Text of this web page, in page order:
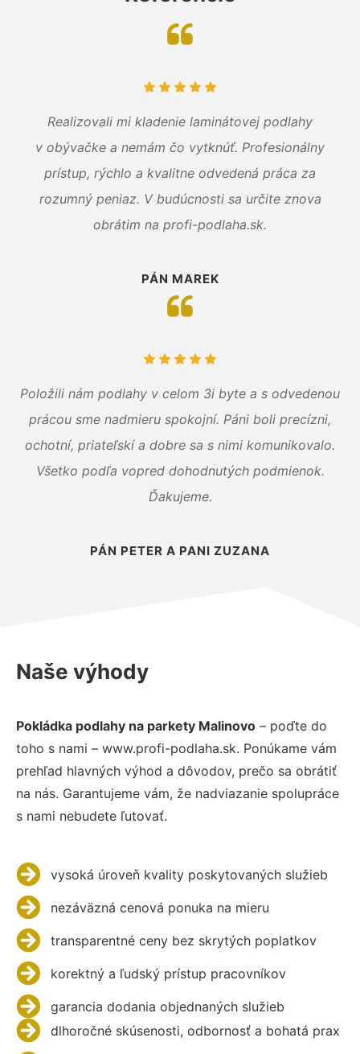
Realizovali mi kladenie laminátovej podlahy
v obývačke a nemám čo vytknúť. Profesionálny
prístup, rýchlo a kvalitne odvedená práca za
rozumný peniaz. V budúcnosti sa určite znova
obrátim na profi-podlaha.sk.
PÁN MAREK
Položili nám podlahy v celom 3i byte a s odvedenou
prácou sme nadmieru spokojní. Páni boli precízni,
ochotní, priateľskí a dobre sa s nimi komunikovalo.
Všetko podľa vopred dohodnutých podmienok.
Ďakujeme.
PÁN PETER A PANI ZUZANA
Naše výhody
Pokládka podlahy na parkety Malinovo – poďte do
toho s nami – www.profi-podlaha.sk. Ponúkame vám
prehľad hlavných výhod a dôvodov, prečo sa obrátiť
na nás. Garantujeme vám, že nadviazanie spolupráce
s nami nebudete ľutovať.
vysoká úroveň kvality poskytovaných služieb
nezáväzná cenová ponuka na mieru
transparentné ceny bez skrytých poplatkov
korektný a ľudský prístup pracovníkov
garancia dodania objednaných služieb
dlhoročné skúsenosti, odbornosť a bohatá prax